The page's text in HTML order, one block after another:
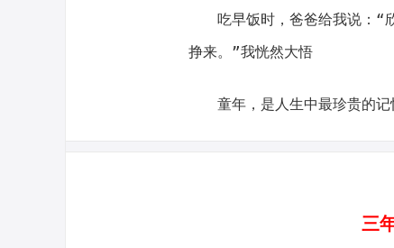
吃早饭时，爸爸给我说：“
挣来。”我恍然大悟
童年，是人生中最珍贵的记
三